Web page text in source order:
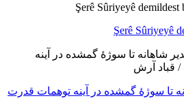
Şerê Sûriyeyê
تا سوژهٔ گمشده در آینه توهمات قدرت